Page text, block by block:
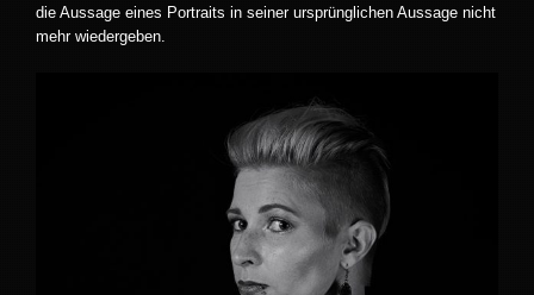
die Aussage eines Portraits in seiner ursprünglichen Aussage nicht
mehr wiedergeben.